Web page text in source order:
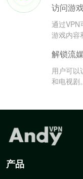
访问游
通过VPN
游戏内容
解锁流
用户可以
和电视剧。
产品